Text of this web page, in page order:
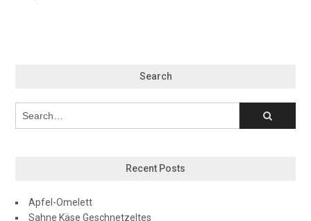
Search
Recent Posts
Apfel-Omelett
Sahne Käse Geschnetzeltes